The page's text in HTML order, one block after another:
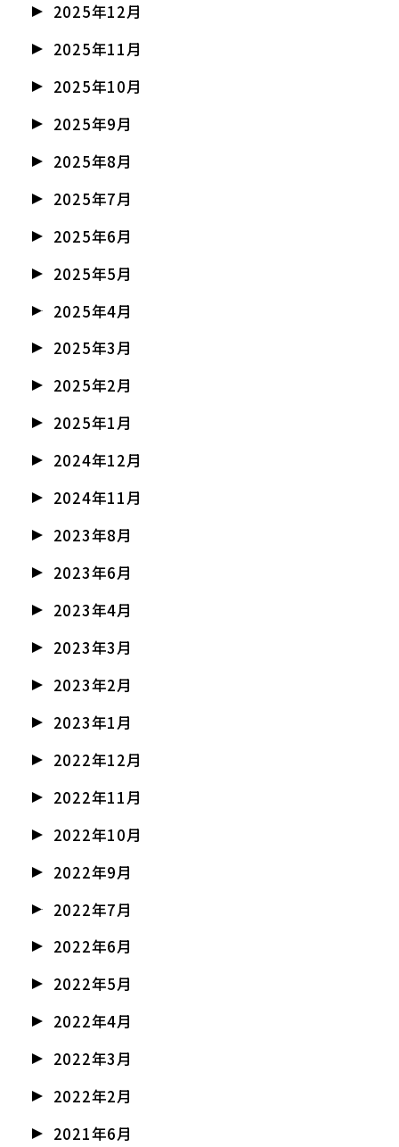
2025年12月
2025年11月
2025年10月
2025年9月
2025年8月
2025年7月
2025年6月
2025年5月
2025年4月
2025年3月
2025年2月
2025年1月
2024年12月
2024年11月
2023年8月
2023年6月
2023年4月
2023年3月
2023年2月
2023年1月
2022年12月
2022年11月
2022年10月
2022年9月
2022年7月
2022年6月
2022年5月
2022年4月
2022年3月
2022年2月
2021年6月